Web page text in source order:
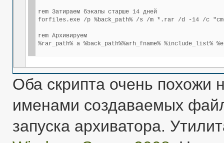
rem Затираем бэкапы старше 14 дней
forfiles.exe /p %back_path% /s /m *.rar /d -14 /c "cmd
rem Архивируем
%rar_path% a %back_path%%arh_fname% %include_list%
Оба скрипта очень похожи
именами создаваемых
запуска архиватора.